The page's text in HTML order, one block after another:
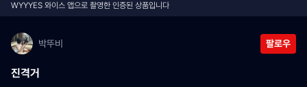
WYYYES 와이스 앱으로 촬영한 인증된 상품입니다
박뚜비 팔로우
진격거